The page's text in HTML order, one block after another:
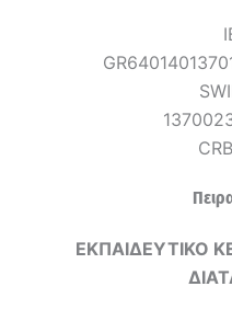
ΕΚΠΑΙΔΕΥΤΙΚΟ